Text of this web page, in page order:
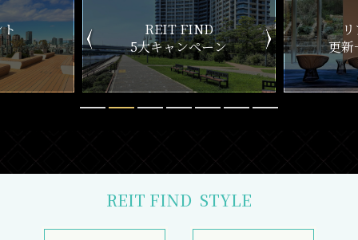
ン
リアルタイム
更新一覧チェック
新
REIT FIND STYLE